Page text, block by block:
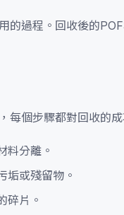
的過程。回收後的
每個步驟都對回收的
料分離。
垢或殘留物。
碎片。